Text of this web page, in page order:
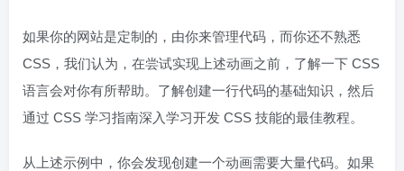
如果你的网站是定制的，由你来管理代码，而你还不熟悉
CSS，我们认为，在尝试实现上述动画之前，了解一下 CSS
语言会对你有所帮助。了解创建一行代码的基础知识，然后
通过 CSS 学习指南深入学习开发 CSS 技能的最佳教程。
从上述示例中，你会发现创建一个动画需要大量代码。如果